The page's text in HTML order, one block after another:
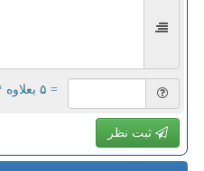
= ۵ بعلاوه ۴
ثبت نظر